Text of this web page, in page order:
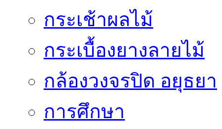
กระเช้าผลไม้
กระเบื้องยางลายไม้
กล้องวงจรปิด อยุธยา
การศึกษา